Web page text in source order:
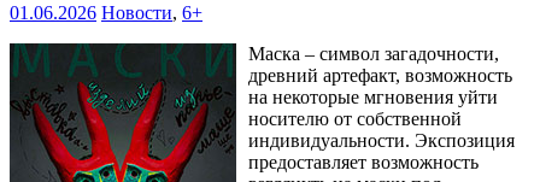
01.06.2026 Новости, 6+
Маска – символ загадочности,
древний артефакт, возможность
на некоторые мгновения уйти
носителю от собственной
индивидуальности. Экспозиция
предоставляет возможность